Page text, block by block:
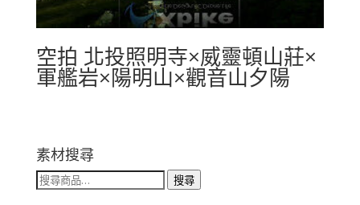
空拍 北投照明寺×威靈頓山莊×
軍艦岩×陽明山×觀音山夕陽
素材搜尋
搜
尋 搜尋